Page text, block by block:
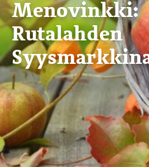
Menovinkki:
Rutalahden